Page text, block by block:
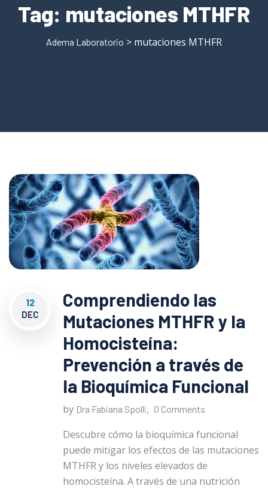
Tag: mutaciones MTHFR
Adema Laboratorio > mutaciones MTHFR
12
DEC
Comprendiendo las
Mutaciones MTHFR y la
Homocisteína:
Prevención a través de
la Bioquímica Funcional
by Dra Fabiana Spolli, 0 Comments
Descubre cómo la bioquímica funcional
puede mitigar los efectos de las mutaciones
MTHFR y los niveles elevados de
homocisteína. A través de una nutrición